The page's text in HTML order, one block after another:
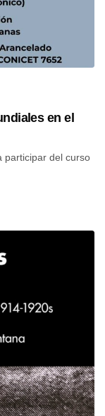
en el
participar del curso